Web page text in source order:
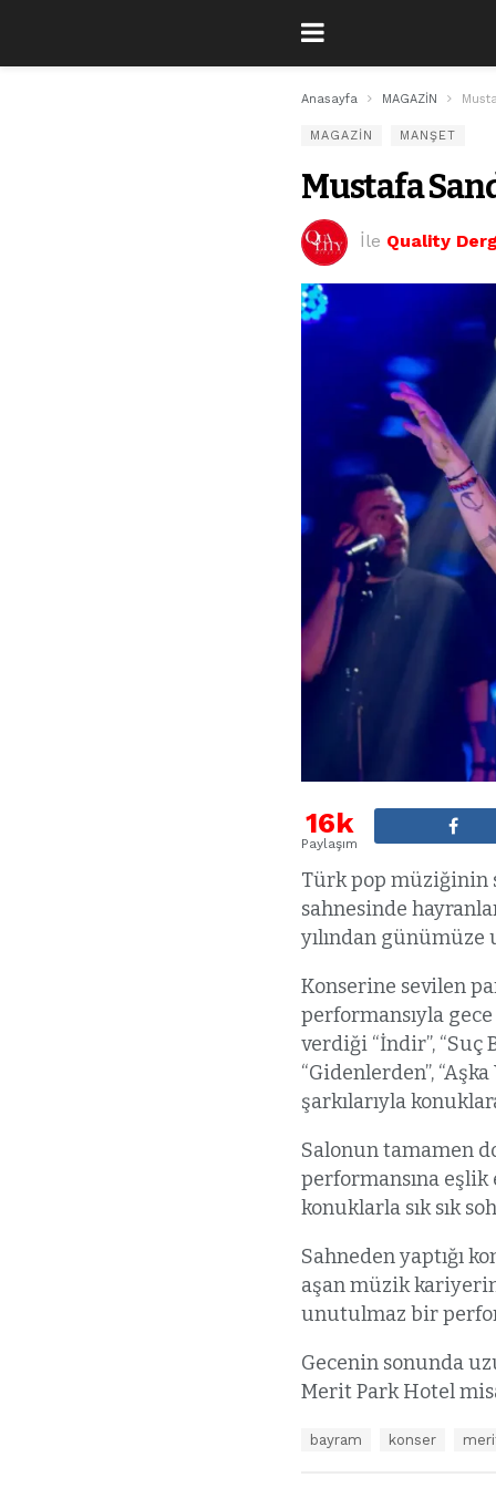
Anasayfa MAGAZİN
MAGAZİN MANŞET
Mustafa
İle Quality
16k
Paylaşım
Türk pop müziğinin
sahnesinde
yılından günümüze
Konserine sevilen
performansıyla
verdiği “İndir”, “Suç
“Gidenlerden”,
şarkılarıyla
Salonun tamamen
performansına
konuklarla sık sık
Sahneden yaptığı
aşan müzik
unutulmaz bir
Gecenin sonunda
Merit Park Hotel
bayram konser